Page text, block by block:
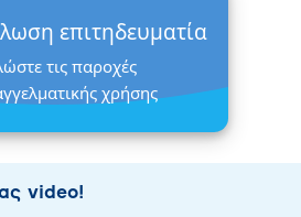
επιτηδευματία
τις παροχές
χρήσης
video!